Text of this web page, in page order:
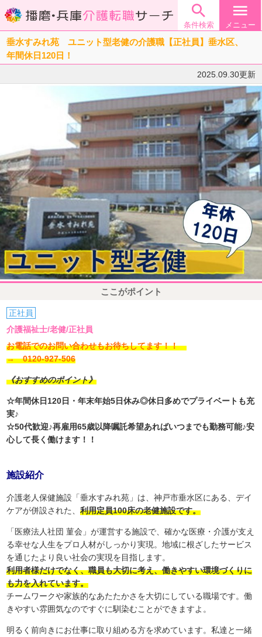

条件検索
menu
メニュー
垂水すみれ苑 ユニット型老健の介護職【正社員】垂水区、
年間休日120日！
2025.09.30更新
ここがポイント
正社員
介護福祉士/老健/正社員
お電話でのお問い合わせもお待ちしてます！！
→ 0120-927-506
《おすすめのポイント》
☆年間休日120日・年末年始5日休み◎休日多めでプライベートも充
実♪
☆50代歓迎♪再雇用65歳以降嘱託希望あればいつまでも勤務可能♪安
心して長く働けます！！
施設紹介
介護老人保健施設「垂水すみれ苑」は、神戸市垂水区にある、デイ
ケアが併設された、利用定員100床の老健施設です。
「医療法人社団 菫会」が運営する施設で、確かな医療・介護が支え
る幸せな人生をプロ人材がしっかり実現。地域に根ざしたサービス
を通じたより良い社会の実現を目指します。
利用者様だけでなく、職員も大切に考え、働きやすい環境づくりに
も力を入れています。
チームワークや家族的なあたたかさを大切にしている職場です。働
きやすい雰囲気なのですぐに馴染むことができますよ。
明るく前向きにお仕事に取り組める方を求めています。私達と一緒